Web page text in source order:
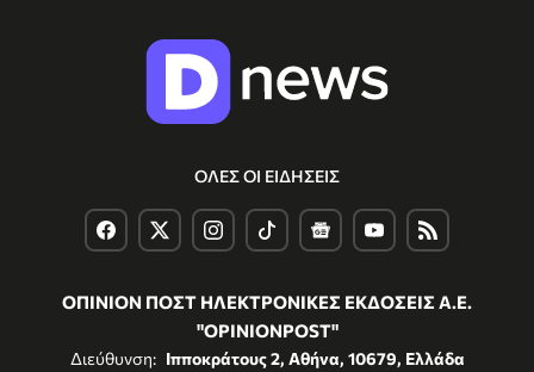
ΟΛΕΣ ΟΙ ΕΙΔΗΣΕΙΣ
ΟΠΙΝΙΟΝ ΠΟΣΤ ΗΛΕΚΤΡΟΝΙΚΕΣ ΕΚΔΟΣΕΙΣ Α.Ε.
"OPINIONPOST"
Διεύθυνση: Ιπποκράτους 2, Αθήνα, 10679, Ελλάδα